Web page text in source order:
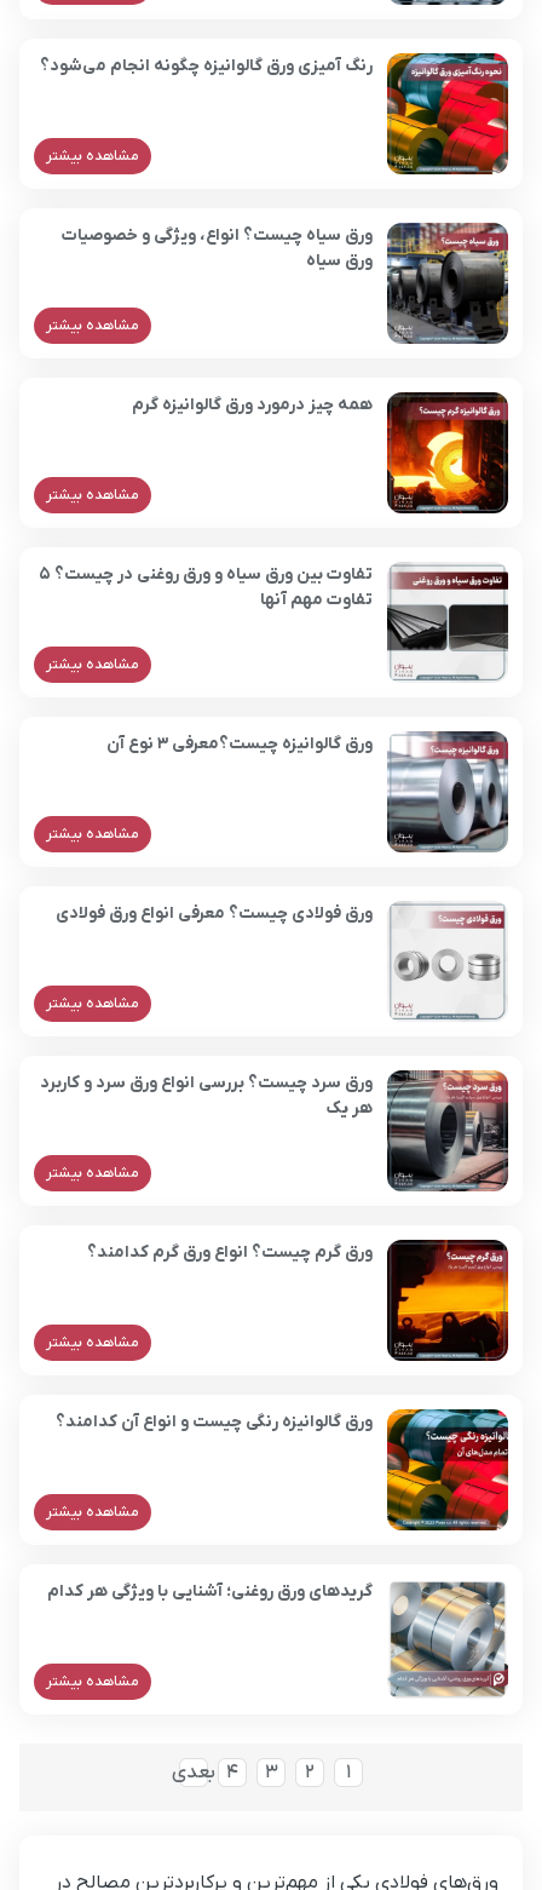
رنگ آمیزی ورق گالوانیزه چگونه انجام می‌شود؟
مشاهده بیشتر
ورق سیاه چیست؟ انواع، ویژگی و خصوصیات
ورق سیاه
مشاهده بیشتر
همه چیز درمورد ورق گالوانیزه گرم
مشاهده بیشتر
تفاوت بین ورق سیاه و ورق روغنی در چیست؟ 5
تفاوت مهم آنها
مشاهده بیشتر
ورق گالوانیزه چیست؟معرفی 3 نوع آن
مشاهده بیشتر
ورق فولادی چیست؟ معرفی انواع ورق فولادی
مشاهده بیشتر
ورق سرد چیست؟ بررسی انواع ورق سرد و کاربرد
هر یک
مشاهده بیشتر
ورق گرم چیست؟ انواع ورق گرم کدامند؟
مشاهده بیشتر
ورق گالوانیزه رنگی چیست و انواع آن کدامند؟
مشاهده بیشتر
گریدهای ورق روغنی؛ آشنایی با ویژگی هر کدام
مشاهده بیشتر
1
2
3
4 بعدی
ورق‌های فولادی یکی از مهم‌ترین و پرکاربردترین مصالح در